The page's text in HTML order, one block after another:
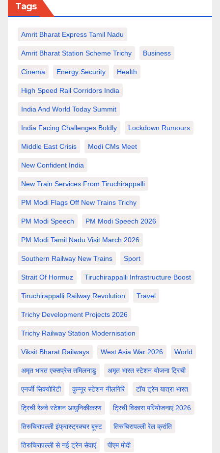
Tags
Amrit Bharat Express Tamil Nadu
Amrit Bharat Station Scheme Trichy Business
Cinema Energy Security Health
High Speed Rail Corridors India
India And World Today Summit
India Facing Challenges Boldly Lockdown Rumours
Middle East Crisis Modi CMs Meet
New Confident India
New Train Services From Tiruchirappalli
PM Modi Flags Off New Trains Trichy
PM Modi Speech PM Modi Speech 2026
PM Modi Tamil Nadu Visit March 2026
Southern Railway New Trains Sport
Strait Of Hormuz Tiruchirappalli Infrastructure Boost
Tiruchirappalli Railway Revolution Travel
Trichy Development Projects 2026
Trichy Railway Station Modernisation
Viksit Bharat Railways West Asia War 2026 World
अमृत भारत एक्सप्रेस तमिलनाडु अमृत भारत स्टेशन योजना ट्रिची
एनर्जी सिक्योरिटी कुन्नूर स्टेशन नीलगिरि टॉय ट्रेन यात्रा भारत
ट्रिची रेलवे स्टेशन आधुनिकीकरण ट्रिची विकास परियोजनाएं 2026
तिरुचिरापल्ली इंफ्रास्ट्रक्चर बूस्ट तिरुचिरापल्ली रेल क्रांति
तिरुचिरापल्ली से नई ट्रेन सेवाएं पीएम मोदी